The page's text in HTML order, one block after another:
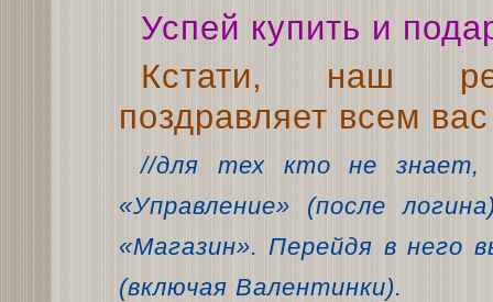
Успей купить и
Кстати, наш
поздравляет всем
//для тех кто не
«Управление» (после
«Магазин». Перейдя в него
(включая Валентинки).